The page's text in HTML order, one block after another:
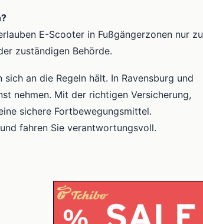
E-Scooter in Fußgängerzonen nur zu
zuständigen Behörde.
an die Regeln hält. In Ravensburg und
nehmen. Mit der richtigen Versicherung,
sichere Fortbewegungsmittel.
fahren Sie verantwortungsvoll.